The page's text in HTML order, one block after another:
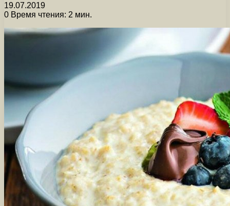
19.07.2019
0 Время чтения: 2 мин.